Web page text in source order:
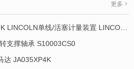
更多
支撑轴承 S10003CS0
达 JA035XP4K